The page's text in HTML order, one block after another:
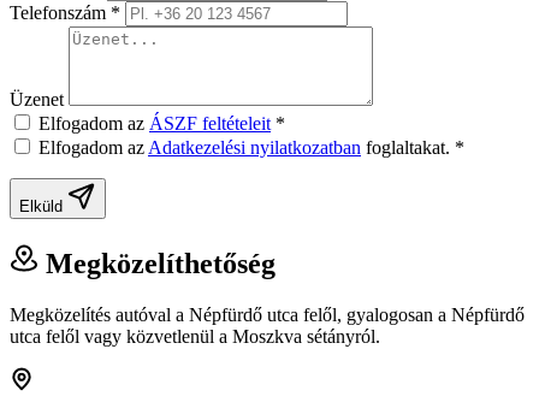
Telefonszám *
Üzenet
Elfogadom az ÁSZF feltételeit *
Elfogadom az Adatkezelési nyilatkozatban foglaltakat. *
Elküld
Megközelíthetőség
Megközelítés autóval a Népfürdő utca felől, gyalogosan a Népfürdő
utca felől vagy közvetlenül a Moszkva sétányról.